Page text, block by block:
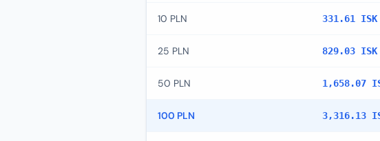
10 PLN 331.61 ISK
25 PLN 829.03 ISK
50 PLN 1,658.07
100 PLN 3,316.13